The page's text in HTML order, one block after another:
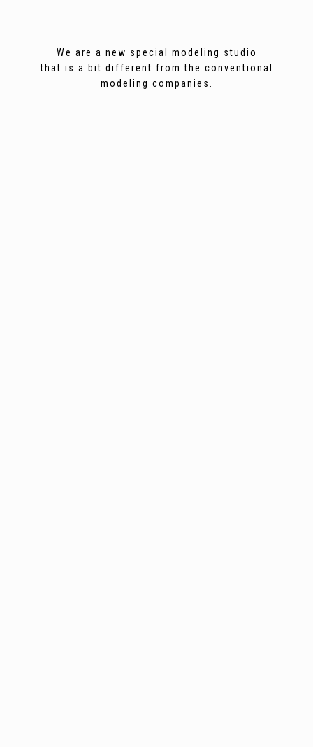
We are a new special modeling studio
that is a bit different from the conventional
modeling companies.